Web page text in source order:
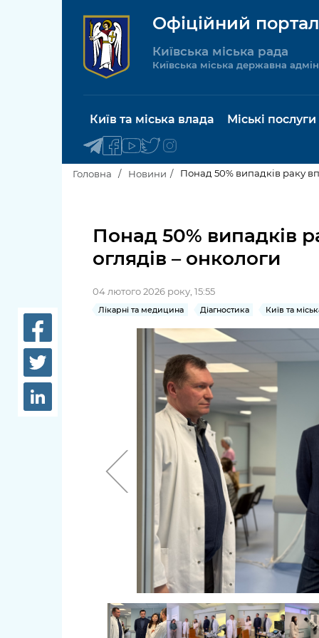
Офіційний
Київська міська рада
Київська міська державна
Київ та міська влада
Київська міська рада
Керівництво КМДА
Структура
Рішення та розпорядження
Проєкти розпоряджень, що
перебувають на погодженні
Міські послуги
послуги
Пільги,
Паспорт,
довідки
Лікарні
Освіта та
заклади
Дороги,
парковки
Головна Новини Понад 50% випадків раку
Понад 50% випадків
оглядів – онкологи
04 лютого 2026 року, 15:55
Лікарні та медицина Діагностика Київ та